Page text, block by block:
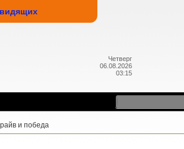
Четверг
06.08.2026
03:15
и победа